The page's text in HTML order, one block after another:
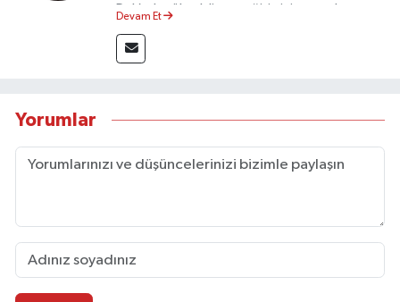
Dalı’nda yüksek lisans eğitimini tamamlamıştır.
akademik çalışmalar gerçekleştirmiştir.
Taşköprü Postası internet haber sitesinde
Devam Et
Yorumlar